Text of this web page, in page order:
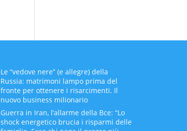
Le “vedove nere” (e allegre) della
Russia: matrimoni lampo prima del
fronte per ottenere i risarcimenti. Il
nuovo business milionario
Guerra in Iran, l’allarme della Bce: “Lo
shock energetico brucia i risparmi delle